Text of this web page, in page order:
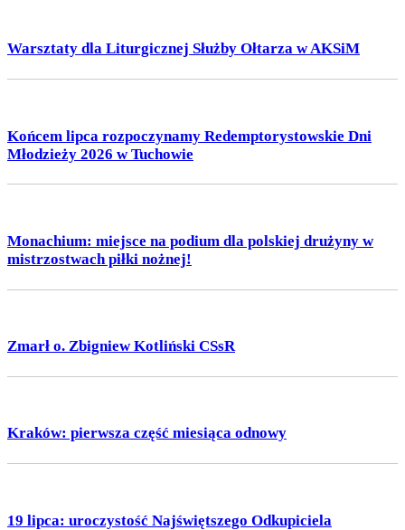
Warsztaty dla Liturgicznej Służby Ołtarza w AKSiM
Końcem lipca rozpoczynamy Redemptorystowskie Dni
Młodzieży 2026 w Tuchowie
Monachium: miejsce na podium dla polskiej drużyny w
mistrzostwach piłki nożnej!
Zmarł o. Zbigniew Kotliński CSsR
Kraków: pierwsza część miesiąca odnowy
19 lipca: uroczystość Najświętszego Odkupiciela